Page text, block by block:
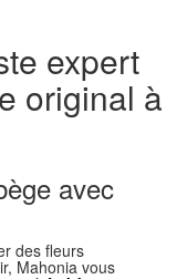
expert
original à
avec
des fleurs
Mahonia vous